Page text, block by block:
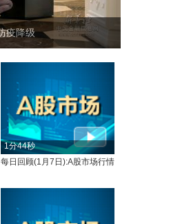
坐上火车看老挝
1分44秒
每日回顾(1月7日):A股市场行情